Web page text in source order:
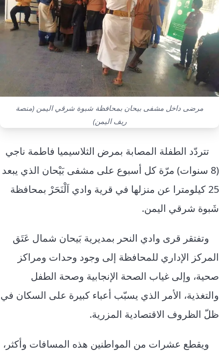
تقارير صور
فيديو
مرضى داخل مشفى بيحان بمحافظة شبوة شرقي اليمن (منصة
ريف اليمن)
تتردّد الطفلة المصابة بمرض الثلاسيميا فاطمة ناجي
(8 سنوات) مرّة كل أسبوع على مشفى بَيْحان الذي يبعد
25 كيلومترا عن منزلها في قرية وادي اَلْنَحَرْ بمحافظة
شَبوة شرقي اليمن.
وتفتقر قرى وادي النحر بمديرية بَيحان شمال عَتَق
المركز الإداري للمحافظة إلى وجود وحدات ومراكز
صحية، وإلى غياب الصحة الإنجابية وصحة الطفل
والتغذية، الأمر الذي يسبّب أعباء كبيرة على السكان في
ظلّ الظروف الاقتصادية المزرية.
ويقطع عشرات من المواطنين هذه المسافات وأكثر،